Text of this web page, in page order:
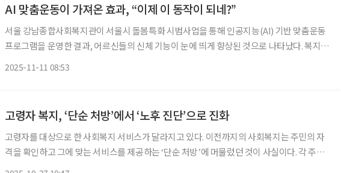
AI 맞춤운동이 가져온 효과, “이제 이 동작이 되네?”
서울 강남종합사회복지관이 서울시 돌봄특화 시범사업을 통해 인공지능(AI) 기반 맞춤운동
프로그램을 운영한 결과, 어르신들의 신체 기능이 눈에 띄게 향상된 것으로 나타났다. 복지관
2025-11-11 08:53
고령자 복지, ‘단순 처방’에서 ‘노후 진단’으로 진화
고령자를 대상으로 한 사회복지 서비스가 달라지고 있다. 이전까지의 사회복지는 주민의 자
격을 확인하고 그에 맞는 서비스를 제공하는 ‘단순 처방’에 머물렀던 것이 사실이다. 각 주민